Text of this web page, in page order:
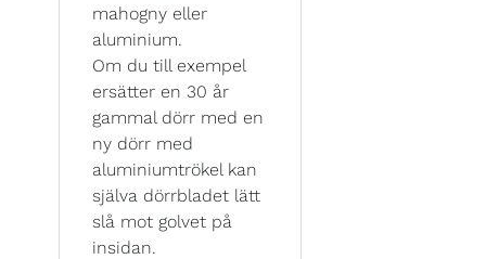
mahogny eller
aluminium.
Om du till exempel
ersätter en 30 år
gammal dörr med en
ny dörr med
aluminiumtrökel kan
själva dörrbladet lätt
slå mot golvet på
insidan.